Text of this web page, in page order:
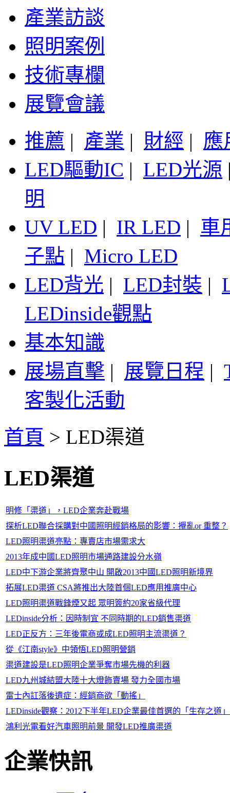
產業訪談
照明案例
技術專欄
展覽會議
推薦 | 產業 | 財經 | 應
LED驅動IC | LED光源
明
UV LED | IR LED | 車
子點 | Micro LED
LED背光 | LED封裝 |
LEDinside觀點
基本知識
展場直擊 | 展覽日程 |
客製化活動
首頁 > LED渠道
LED渠道
明修「渠道」，LED企業奔赴戰場
探析LED聯合採購對中國照明經銷格局的影響：攪亂or 重整？
LED照明渠道亮點：專賣店市場需求大
2013年成中國LED照明市場通路建設分水嶺
LED中下游企業將齊聚中山 開啟2013中國LED照明新境界
拓展LED渠道 CSA將推出大陸首個LED應用推廣中心
LED照明渠道戰鋒煙又起 眾明簽約20家省級代理
LEDinside分析：因時制宜 不同時期的LED銷售渠道
LED正反方：三年後電商或成LED照明主流渠道？
從《江南style》中領悟LED照明營銷
渠道建設是LED照明企業爭奪市場先機的利器
LED九州城結盟大陸十大燈飾賣場 發力全國市場
雷士內訌落後遺症：經銷商欲「動搖」
LEDinside觀察：2012下半年LED企業最佳首選的「生存之道」
鴻利光電看好汽車照明前景 開發LED推廣渠道
企業快訊